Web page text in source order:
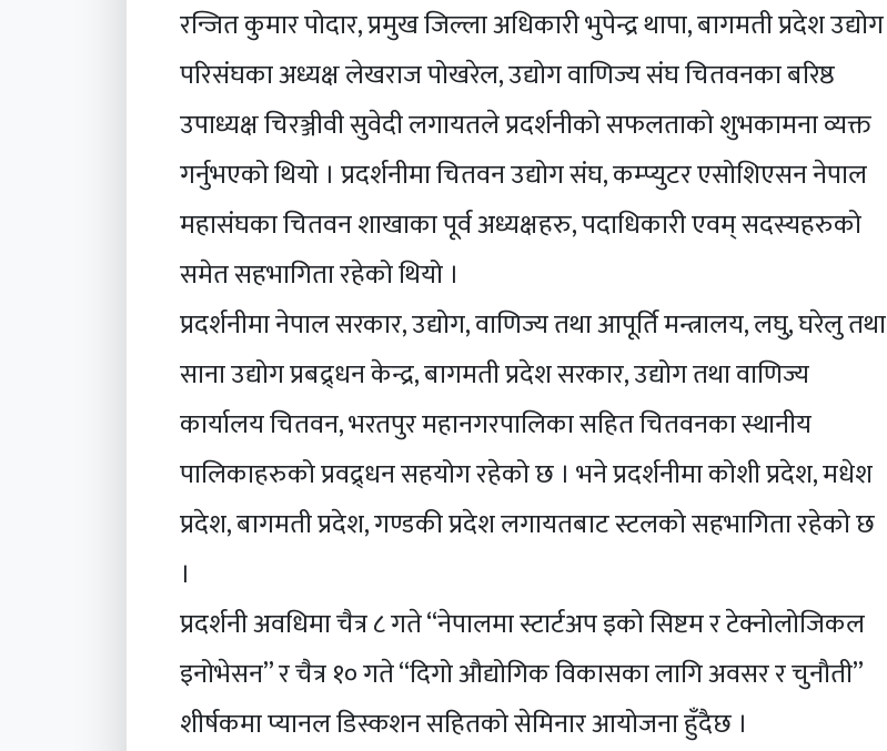
रन्जित कुमार पोदार, प्रमुख जिल्ला अधिकारी भुपेन्द्र थापा, बागमती प्रदेश उद्योग
परिसंघका अध्यक्ष लेखराज पोखरेल, उद्योग वाणिज्य संघ चितवनका बरिष्ठ
उपाध्यक्ष चिरञ्जीवी सुवेदी लगायतले प्रदर्शनीको सफलताको शुभकामना व्यक्त
गर्नुभएको थियो । प्रदर्शनीमा चितवन उद्योग संघ, कम्प्युटर एसोशिएसन नेपाल
महासंघका चितवन शाखाका पूर्व अध्यक्षहरु, पदाधिकारी एवम् सदस्यहरुको
समेत सहभागिता रहेको थियो ।
प्रदर्शनीमा नेपाल सरकार, उद्योग, वाणिज्य तथा आपूर्ति मन्त्रालय, लघु, घरेलु तथा
साना उद्योग प्रबद्र्धन केन्द्र, बागमती प्रदेश सरकार, उद्योग तथा वाणिज्य
कार्यालय चितवन, भरतपुर महानगरपालिका सहित चितवनका स्थानीय
पालिकाहरुको प्रवद्र्धन सहयोग रहेको छ । भने प्रदर्शनीमा कोशी प्रदेश, मधेश
प्रदेश, बागमती प्रदेश, गण्डकी प्रदेश लगायतबाट स्टलको सहभागिता रहेको छ
।
प्रदर्शनी अवधिमा चैत्र ८ गते “नेपालमा स्टार्टअप इको सिष्टम र टेक्नोलोजिकल
इनोभेसन” र चैत्र १० गते “दिगो औद्योगिक विकासका लागि अवसर र चुनौती”
शीर्षकमा प्यानल डिस्कशन सहितको सेमिनार आयोजना हुँदैछ ।